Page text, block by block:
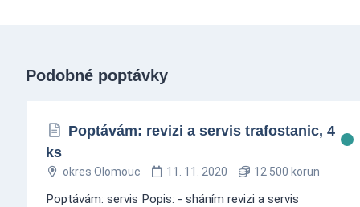
Podobné poptávky
Poptávám: revizi a servis trafostanic, 4
ks
okres Olomouc 11. 11. 2020 12 500 korun
Poptávám: servis Popis: - sháním revizi a servis